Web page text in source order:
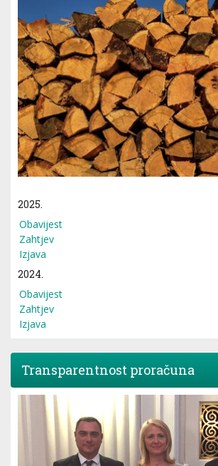
2025.
Obavijest
Zahtjev
Izjava
2024.
Obavijest
Zahtjev
Izjava
Transparentnost proračuna